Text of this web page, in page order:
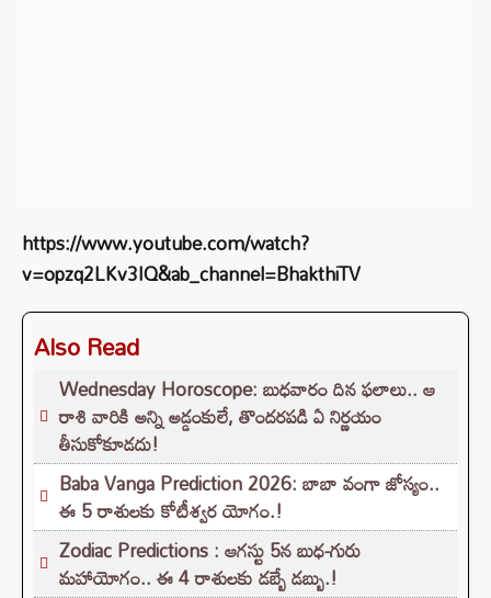
https://www.youtube.com/watch?
v=opzq2LKv3IQ&ab_channel=BhakthiTV
Also Read
Wednesday Horoscope: బుధవారం దిన ఫలాలు.. ఆ
రాశి వారికి అన్ని అడ్డంకులే, తొందరపడి ఏ నిర్ణయం
తీసుకోకూడదు!
Baba Vanga Prediction 2026: బాబా వంగా జోస్యం..
ఈ 5 రాశులకు కోటీశ్వర యోగం.!
Zodiac Predictions : ఆగస్టు 5న బుధ-గురు
మహాయోగం.. ఈ 4 రాశులకు డబ్బే డబ్బు.!